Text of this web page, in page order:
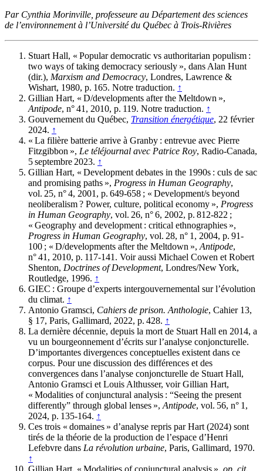
Par Cynthia Morinville, professeure au Département des sciences
de l’environnement à l’Université du Québec à Trois-Rivières
Stuart Hall, « Popular democratic vs authoritarian populism :
two ways of taking democracy seriously », dans Alan Hunt
(dir.), Marxism and Democracy, Londres, Lawrence &
Wishart, 1980, p. 165. Notre traduction. ↑
Gillian Hart, « D/developments after the Meltdown »,
Antipode, n° 41, 2010, p. 119. Notre traduction. ↑
Gouvernement du Québec, Transition énergétique, 22 février
2024. ↑
« La filière batterie arrive à Granby : entrevue avec Pierre
Fitzgibbon », Le téléjournal avec Patrice Roy, Radio-Canada,
5 septembre 2023. ↑
Gillian Hart, « Development debates in the 1990s : culs de sac
and promising paths », Progress in Human Geography,
vol. 25, n° 4, 2001, p. 649-658 ; « Development/s beyond
neoliberalism ? Power, culture, political economy », Progress
in Human Geography, vol. 26, n° 6, 2002, p. 812-822 ;
« Geography and development : critical ethnographies »,
Progress in Human Geography, vol. 28, n° 1, 2004, p. 91-
100 ; « D/developments after the Meltdown », Antipode,
n° 41, 2010, p. 117-141. Voir aussi Michael Cowen et Robert
Shenton, Doctrines of Development, Londres/New York,
Routledge, 1996. ↑
GIEC : Groupe d’experts intergouvernemental sur l’évolution
du climat. ↑
Antonio Gramsci, Cahiers de prison. Anthologie, Cahier 13,
§ 17, Paris, Gallimard, 2022, p. 428. ↑
La dernière décennie, depuis la mort de Stuart Hall en 2014, a
vu un bourgeonnement d’écrits sur l’analyse conjoncturelle.
D’importantes divergences conceptuelles existent dans ce
corpus. Pour une discussion des différences et des
convergences dans l’analyse conjoncturelle de Stuart Hall,
Antonio Gramsci et Louis Althusser, voir Gillian Hart,
« Modalities of conjunctural analysis : “Seeing the present
differently” through global lenses », Antipode, vol. 56, n° 1,
2024, p. 135-164. ↑
Ces trois « domaines » d’analyse repris par Hart (2024) sont
tirés de la théorie de la production de l’espace d’Henri
Lefebvre dans La révolution urbaine, Paris, Gallimard, 1970.
↑
Gillian Hart, « Modalities of conjunctural analysis », op. cit.,